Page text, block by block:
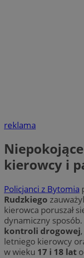
reklama
kierowcy i
Policjanci z Bytomia
Rudzkiego
kierowca poruszał
dynamiczny
kontroli drogowej
letniego kierowcy
w wieku 17 i 18 lat